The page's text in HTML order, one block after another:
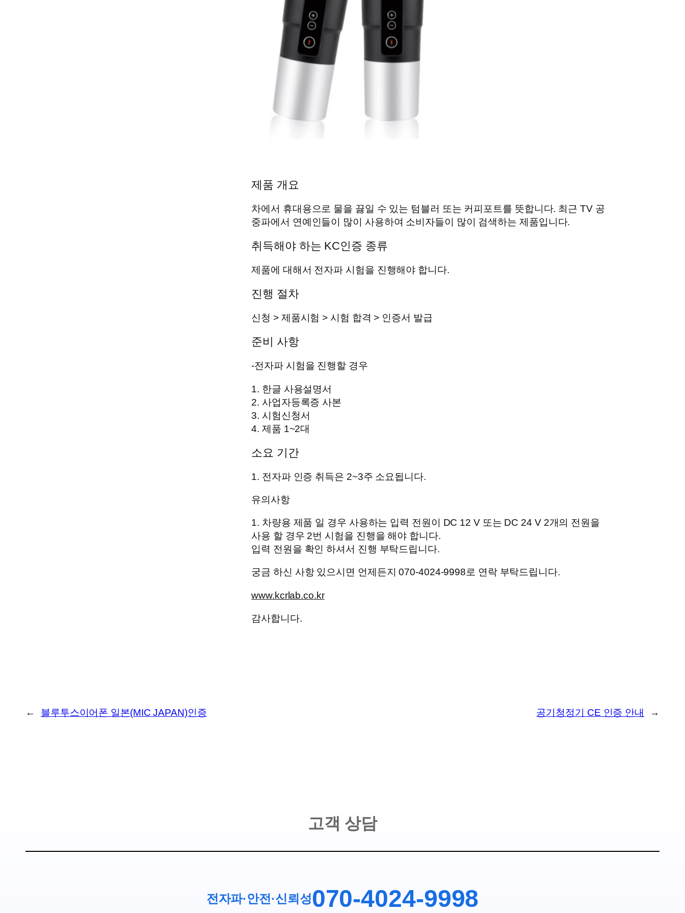
제품 개요
차에서 휴대용으로 물을 끓일 수 있는 텀블러 또는 커피포트를 뜻합니다. 최근 TV 공
중파에서 연예인들이 많이 사용하여 소비자들이 많이 검색하는 제품입니다.
취득해야 하는 KC인증 종류
제품에 대해서 전자파 시험을 진행해야 합니다.
진행 절차
신청 > 제품시험 > 시험 합격 > 인증서 발급
준비 사항
-전자파 시험을 진행할 경우
1. 한글 사용설명서
2. 사업자등록증 사본
3. 시험신청서
4. 제품 1~2대
소요 기간
1. 전자파 인증 취득은 2~3주 소요됩니다.
유의사항
1. 차량용 제품 일 경우 사용하는 입력 전원이 DC 12 V 또는 DC 24 V 2개의 전원을
사용 할 경우 2번 시험을 진행을 해야 합니다.
입력 전원을 확인 하셔서 진행 부탁드립니다.
궁금 하신 사항 있으시면 언제든지 070-4024-9998로 연락 부탁드립니다.
www.kcrlab.co.kr
감사합니다.
← 블루투스이어폰 일본(MIC JAPAN)인증 공기청정기 CE 인증 안내 →
고객 상담
전자파·안전·신뢰성070-4024-9998